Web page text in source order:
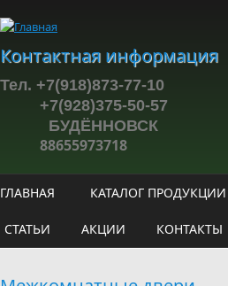
Контактная информация
Тел. +7(918)873-77-10
+7(928)375-50-57
БУДЁННОВСК
88655973718
ГЛАВНАЯ КАТАЛОГ ПРОДУКЦИИ
СТАТЬИ АКЦИИ КОНТАКТЫ